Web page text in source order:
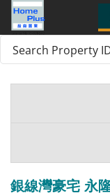
銀線灣豪宅 永